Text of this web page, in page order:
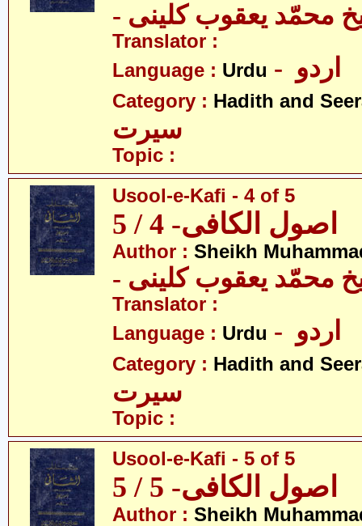
محمّد یعقوب کلینی
Translator :
Language : Urdu
Category : Hadith and
سیرت
Topic :
Usool-e-Kafi - 4 of 5
اصول الکافی- 4 / 5
Author : Sheikh
محمّد یعقوب کلینی
Translator :
Language : Urdu
Category : Hadith and
سیرت
Topic :
Usool-e-Kafi - 5 of 5
اصول الکافی- 5 / 5
Author : Sheikh